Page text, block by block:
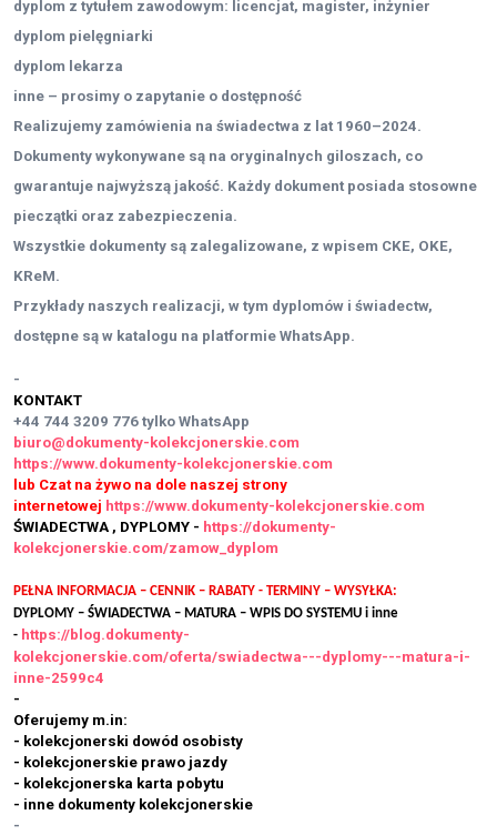
dyplom z tytułem zawodowym: licencjat, magister, inżynier
dyplom pielęgniarki
dyplom lekarza
inne – prosimy o zapytanie o dostępność
Realizujemy zamówienia na świadectwa z lat 1960–2024.
Dokumenty wykonywane są na oryginalnych giloszach, co
gwarantuje najwyższą jakość. Każdy dokument posiada stosowne
pieczątki oraz zabezpieczenia.
Wszystkie dokumenty są zalegalizowane, z wpisem CKE, OKE,
KReM.
Przykłady naszych realizacji, w tym dyplomów i świadectw,
dostępne są w katalogu na platformie WhatsApp.
-
KONTAKT
+44 744 3209 776 tylko WhatsApp
biuro@dokumenty-kolekcjonerskie.com
https://www.dokumenty-kolekcjonerskie.com
lub Czat na żywo na dole naszej strony
internetowej https://www.dokumenty-kolekcjonerskie.com
ŚWIADECTWA , DYPLOMY - https://dokumenty-
kolekcjonerskie.com/zamow_dyplom
PEŁNA INFORMACJA – CENNIK – RABATY - TERMINY – WYSYŁKA:
DYPLOMY – ŚWIADECTWA – MATURA – WPIS DO SYSTEMU i inne
- https://blog.dokumenty-
kolekcjonerskie.com/oferta/swiadectwa---dyplomy---matura-i-
inne-2599c4
-
Oferujemy m.in:
- kolekcjonerski dowód osobisty
- kolekcjonerskie prawo jazdy
- kolekcjonerska karta pobytu
- inne dokumenty kolekcjonerskie
-